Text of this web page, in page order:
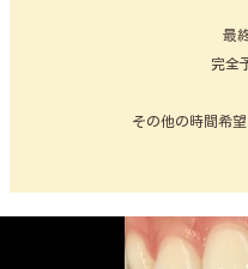
最
完全
その他の時間希